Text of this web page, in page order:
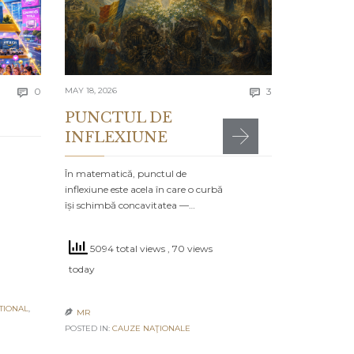
 0 Comments
,
MAY 18, 2026  3
PUNCTUL DE
INFLEXIUNE
În matematică, punctul de
inflexiune este acela în care o curbă
își schimbă concavitatea —…
5094 total views , 70 views
today
 MR
POSTED IN: CAUZE NAŢIONALE